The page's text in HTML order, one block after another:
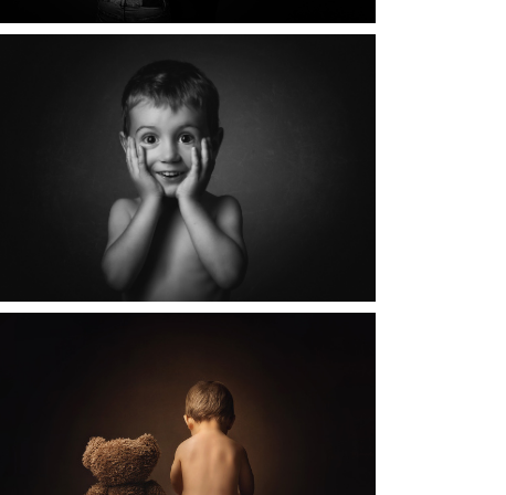
PHOTOGRAPHE ENFANT À MÂCON | SHOOTING
PHOTO ENFANT